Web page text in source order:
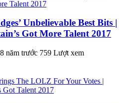
Unbelievable Best Bits |
Got More Talent 2017
8 năm trước 759 Lượt xem